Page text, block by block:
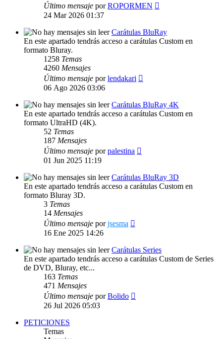
Último mensaje porROPORMEN
24 Mar 2026 01:37
Carátulas BluRay
En este apartado tendrás acceso a carátulas Custom en
formato Bluray.
1258 Temas
4260 Mensajes
Último mensaje porlendakari
06 Ago 2026 03:06
Carátulas BluRay 4K
En este apartado tendrás acceso a carátulas Custom en
formato UltraHD (4K).
52 Temas
187 Mensajes
Último mensaje porpalestina
01 Jun 2025 11:19
Carátulas BluRay 3D
En este apartado tendrás acceso a carátulas Custom en
formato Bluray 3D.
3 Temas
14 Mensajes
Último mensaje porjsesma
16 Ene 2025 14:26
Carátulas Series
En este apartado tendrás acceso a carátulas Custom de Series
de DVD, Bluray, etc...
163 Temas
471 Mensajes
Último mensaje porBolido
26 Jul 2026 05:03
PETICIONES
Temas